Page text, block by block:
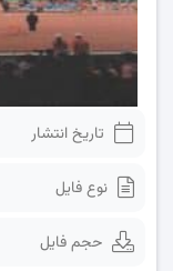
تاریخ انتشار
نوع فایل
حجم فایل